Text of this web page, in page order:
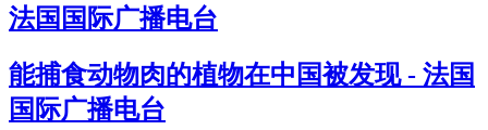
法国国际广播电台
能捕食动物肉的植物在中国被发现 - 法国
国际广播电台